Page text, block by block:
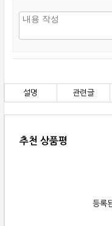
설명 관련글
추천 상품평
등록